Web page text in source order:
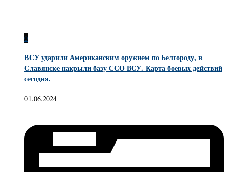
0
ВСУ ударили Американским оружием по Белгороду, в
Славянске накрыли базу ССО ВСУ. Карта боевых действий
сегодня.
01.06.2024